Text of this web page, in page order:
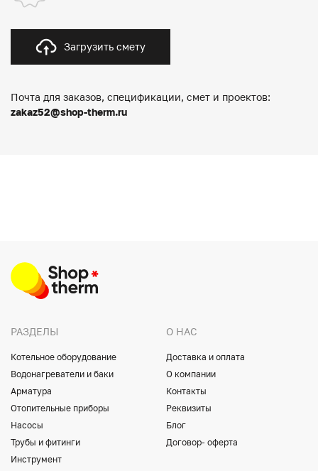
Загрузить смету
Почта для заказов, спецификации, смет и проектов:
zakaz52@shop-therm.ru
РАЗДЕЛЫ
Котельное оборудование
Водонагреватели и баки
Арматура
Отопительные приборы
Насосы
Трубы и фитинги
Инструмент
О НАС
Доставка и оплата
О компании
Контакты
Реквизиты
Блог
Договор- оферта